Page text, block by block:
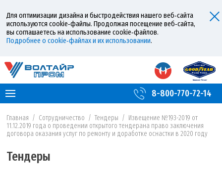
Для оптимизации дизайна и быстродействия нашего веб‑сайта
используются cookie‑файлы. Продолжая посещение веб‑сайта,
вы соглашаетесь на использование cookie‑файлов.
Подробнее о cookie‑файлах и их использовании.
8-800-770-72-14
Главная / Сотрудничество / Тендеры / Извещение №193-2019 от
11.12.2019 года о проведении открытого тендерана право заключения
договора оказания услуг по ремонту и доработке оснастки в 2020 году
Тендеры